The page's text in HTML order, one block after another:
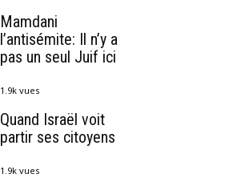
Mamdani
l’antisémite: Il n’y a
pas un seul Juif ici
1.9k vues
Quand Israël voit
partir ses citoyens
1.9k vues